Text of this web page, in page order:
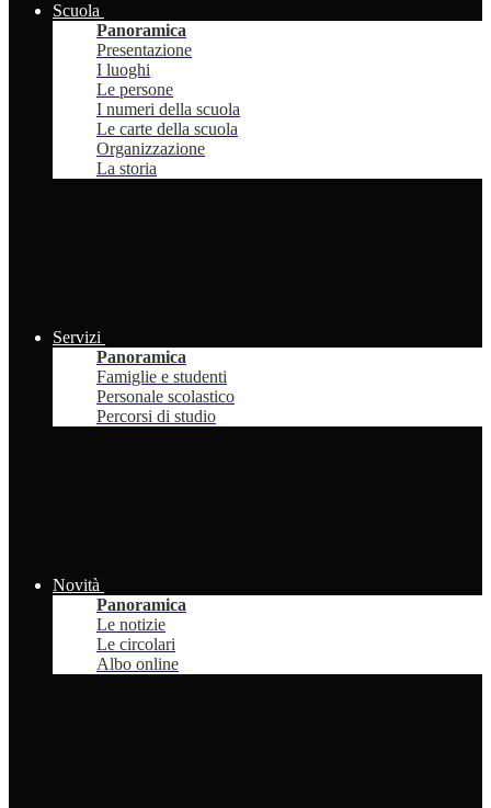
Scuola
Panoramica
Presentazione
I luoghi
Le persone
I numeri della scuola
Le carte della scuola
Organizzazione
La storia
Servizi
Panoramica
Famiglie e studenti
Personale scolastico
Percorsi di studio
Novità
Panoramica
Le notizie
Le circolari
Albo online